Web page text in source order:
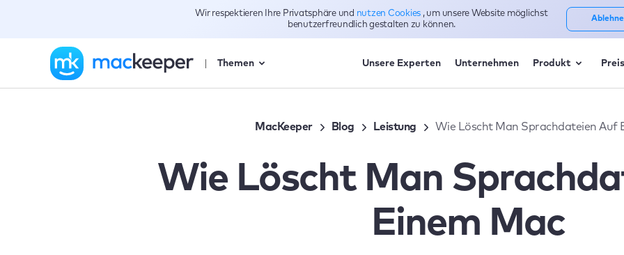
Themen Unsere Experten Unternehmen Produkt
MacKeeper Blog Leistung Wie Löscht Man Sprachdateien Auf
Wie Löscht Man
Einem Mac
Wir respektieren Ihre Privatsphäre und nutzen Cookies , um unsere Website möglichst
benutzerfreundlich gestalten zu können.